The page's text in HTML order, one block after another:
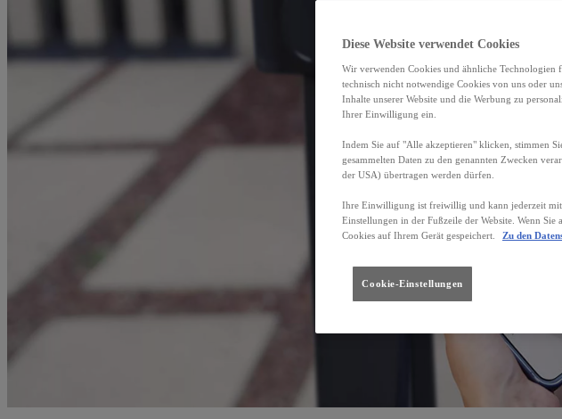
Diese Website verwendet Cookies
Wir verwenden Cookies und ähnliche Technologien
technisch nicht notwendige Cookies von uns oder
Inhalte unserer Website und die Werbung zu
Ihrer Einwilligung ein.
Indem Sie auf "Alle akzeptieren" klicken, stimmen
gesammelten Daten zu den genannten Zwecken
der USA) übertragen werden dürfen.
Ihre Einwilligung ist freiwillig und kann jederzeit
Einstellungen in der Fußzeile der Website. Wenn
Cookies auf Ihrem Gerät gespeichert.
Zu den
Cookie-Einstellungen